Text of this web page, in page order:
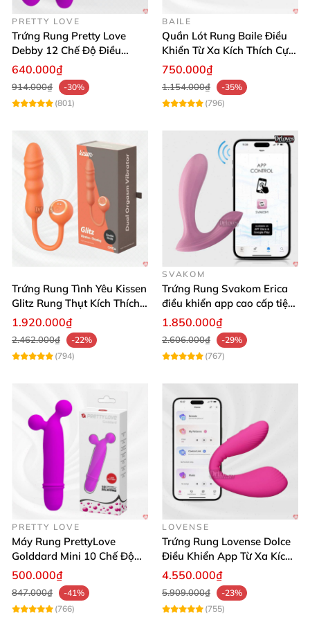
PRETTY LOVE
Trứng Rung Pretty Love
Debby 12 Chế Độ Điều
Khiển Từ Xa Siêu Mượt
640.000₫
914.000₫
-30%
(801)
BAILE
Quần Lót Rung Baile Điều
Khiển Từ Xa Kích Thích Cực
Mạnh
750.000₫
1.154.000₫
-35%
(796)
Trứng Rung Tình Yêu Kissen
Glitz Rung Thụt Kích Thích
Mua Ngay
1.920.000₫
2.462.000₫
-22%
(794)
SVAKOM
Trứng Rung Svakom Erica
điều khiển app cao cấp tiện
lợi
1.850.000₫
2.606.000₫
-29%
(767)
PRETTY LOVE
Máy Rung PrettyLove
Golddard Mini 10 Chế Độ
Kích Thích Cực Sướng
500.000₫
847.000₫
-41%
(766)
LOVENSE
Trứng Rung Lovense Dolce
Điều Khiển App Từ Xa Kích
Thích
4.550.000₫
5.909.000₫
-23%
(755)